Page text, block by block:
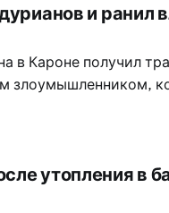
и ранил
в Кароне получил
злоумышленником,
Monthong
утопления в